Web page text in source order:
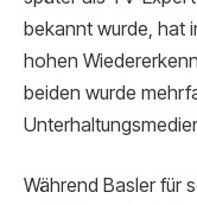
bekannt wurde, hat
hohen
beiden wurde
Während Basler für